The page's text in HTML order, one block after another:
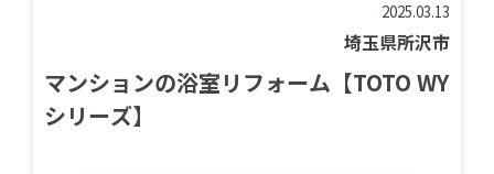
2025.03.13
埼玉県所沢市
マンションの浴室リフォーム【TOTO WY
シリーズ】